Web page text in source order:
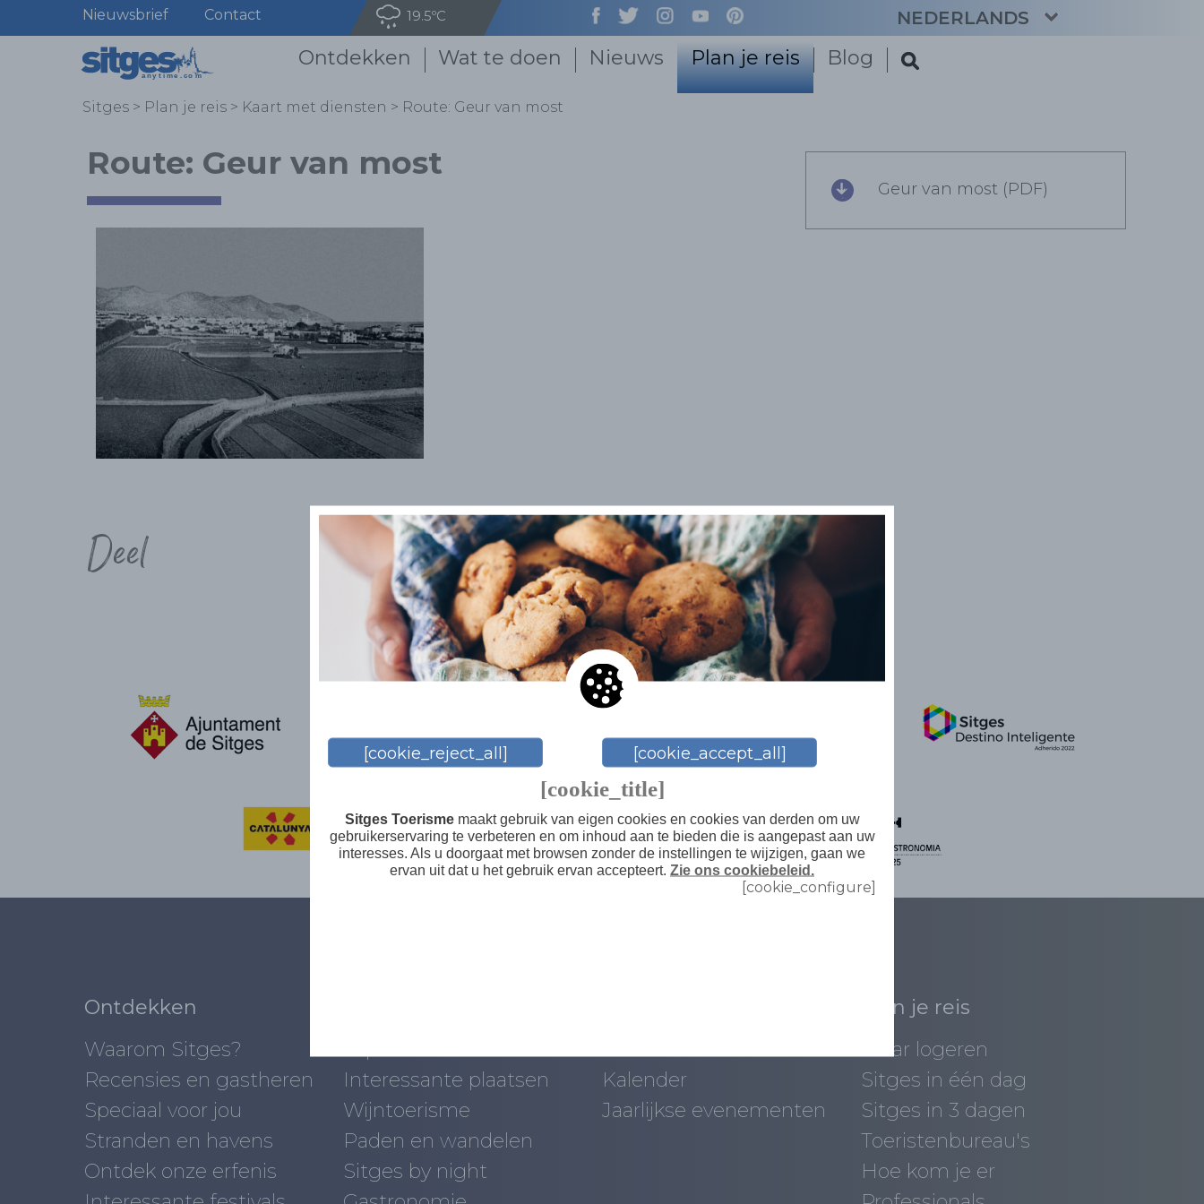
Nieuwsbrief Contact 19.5ºC NEDERLANDS
Ontdekken Wat te doen Nieuws Plan je reis Blog
Sitges > Plan je reis > Kaart met diensten > Route: Geur van most
Route: Geur van most
Deel
Geur van most (PDF)
Ontdekken
Waarom Sitges?
Recensies en gastheren
Speciaal voor jou
Stranden en havens
Ontdek onze erfenis
Interessante plaatsen
Wijntoerisme
Paden en wandelen
Sitges by night
Kalender
Jaarlijkse evenementen
Plan je reis
Waar logeren
Sitges in één dag
Sitges in 3 dagen
Toeristenbureau's
Hoe kom je er
[cookie_reject_all] [cookie_accept_all]
[cookie_title]
Sitges Toerismemaakt gebruik van eigen cookies en cookies van derden om uw
gebruikerservaring te verbeteren en om inhoud aan te bieden die is aangepast aan uw
interesses. Als u doorgaat met browsen zonder de instellingen te wijzigen, gaan we
ervan uit dat u het gebruik ervan accepteert. Zie ons cookiebeleid.
[cookie_configure]